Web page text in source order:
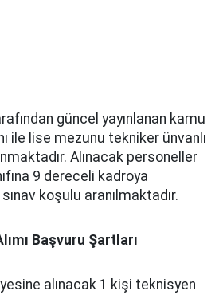
güncel yayınlanan kamu
ile lise mezunu tekniker ünvanlı
Alınacak personeller
9 dereceli kadroya
koşulu aranılmaktadır.
Başvuru Şartları
alınacak 1 kişi teknisyen